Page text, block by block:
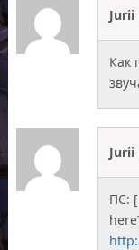
Jurii
Как
Jurii
ПС: